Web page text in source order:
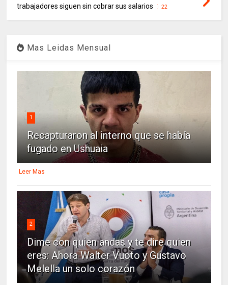
trabajadores siguen sin cobrar sus salarios
22
Mas Leidas Mensual
1
Recapturaron al interno que se había
fugado en Ushuaia
Leer Mas
2
Dime con quien andas y te dire quien
eres: Ahora Walter Vuoto y Gustavo
Melella un solo corazón